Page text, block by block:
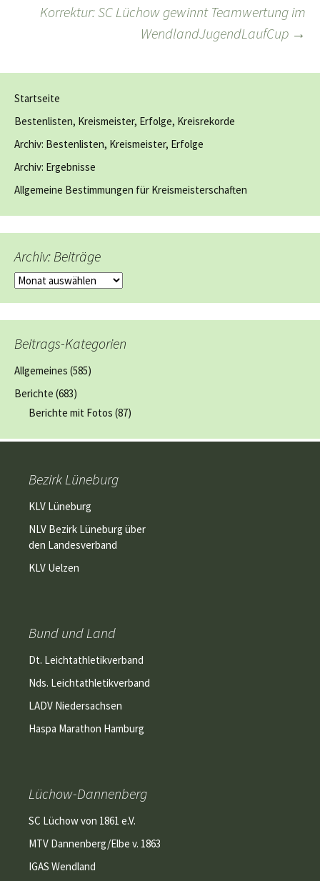
Korrektur: SC Lüchow gewinnt Teamwertung im
WendlandJugendLaufCup →
Startseite
Bestenlisten, Kreismeister, Erfolge, Kreisrekorde
Archiv: Bestenlisten, Kreismeister, Erfolge
Archiv: Ergebnisse
Allgemeine Bestimmungen für Kreismeisterschaften
Archiv: Beiträge
Archiv:
Beitrags-Kategorien
Allgemeines (585)
Berichte (683)
Berichte mit Fotos (87)
Bezirk Lüneburg
KLV Lüneburg
NLV Bezirk Lüneburg über
den Landesverband
KLV Uelzen
Bund und Land
Dt. Leichtathletikverband
Nds. Leichtathletikverband
LADV Niedersachsen
Haspa Marathon Hamburg
Lüchow-Dannenberg
SC Lüchow von 1861 e.V.
MTV Dannenberg/Elbe v. 1863
IGAS Wendland